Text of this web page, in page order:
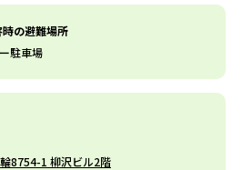
の避難場所
駐車場
8754-1 柳沢ビル2階